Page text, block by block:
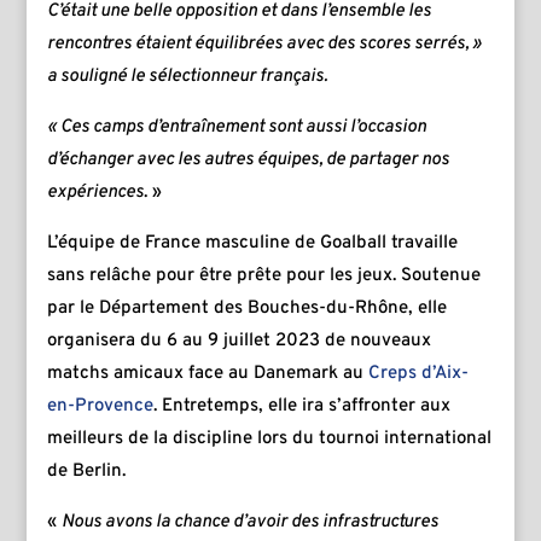
C’était une belle opposition et dans l’ensemble les
rencontres étaient équilibrées avec des scores serrés, »
a souligné le sélectionneur français.
« Ces camps d’entraînement sont aussi l’occasion
d’échanger avec les autres équipes, de partager nos
expériences. »
L’équipe de France masculine de Goalball travaille
sans relâche pour être prête pour les jeux. Soutenue
par le Département des Bouches-du-Rhône, elle
organisera du 6 au 9 juillet 2023 de nouveaux
matchs amicaux face au Danemark au Creps d’Aix-
en-Provence. Entretemps, elle ira s’affronter aux
meilleurs de la discipline lors du tournoi international
de Berlin.
« Nous avons la chance d’avoir des infrastructures